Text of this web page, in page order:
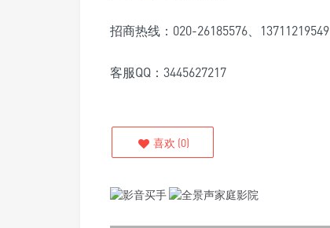
招商热线：020-26185576、13711219549
客服QQ：3445627217
喜欢 (0)